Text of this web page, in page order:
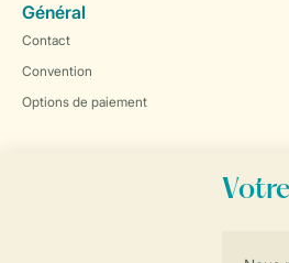
Général
Contact
Convention
Options de paiement